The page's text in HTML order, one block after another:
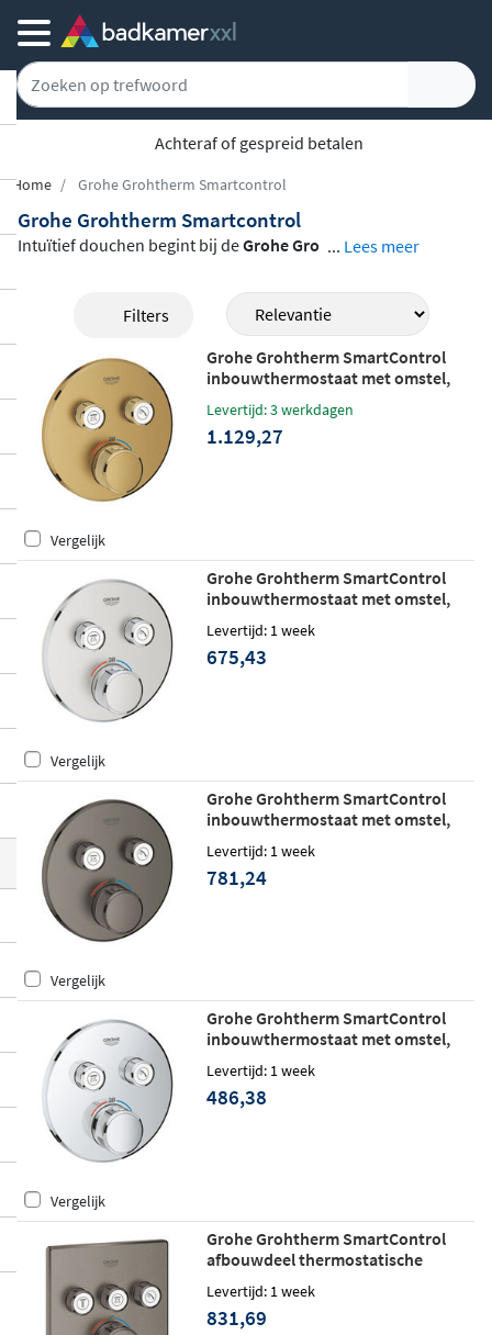
Achteraf of gespreid betalen
Home Grohe Grohtherm Smartcontrol
Grohe Grohtherm Smartcontrol
Intuïtief douchen begint bij deGrohe Gro
te starten of te stoppen, draai om het debi
et in te stellen. Zo eenvoudig is het. Verkrij
gbaar als inbouwthermostaat met twee st
opfuncties of als afbouwdeel met drie-we
g omstelling, en in afwerkingen zoals chro
om, mat zwart en geborsteld hard graphit
De TurboStat-technologie garandeert e
e SafeStop-beveiliging de temperatuur b
egrenst op 38 graden Celsiusvoor extra v
eiligheid, ook voor de jongste gezinslede
... Lees meer
Filters
Grohe Grohtherm SmartControl
inbouwthermostaat met omstel,
twee knoppen - Cool sunrise
geborsteld
Levertijd: 3 werkdagen
1.129,27
Vergelijk
Grohe Grohtherm SmartControl
inbouwthermostaat met omstel,
Levertijd: 1 week
675,43
Vergelijk
Grohe Grohtherm SmartControl
inbouwthermostaat met omstel,
geborsteld
Levertijd: 1 week
781,24
Vergelijk
Grohe Grohtherm SmartControl
inbouwthermostaat met omstel,
twee knoppen - chroom
Levertijd: 1 week
486,38
Vergelijk
Grohe Grohtherm SmartControl
afbouwdeel thermostatische
Inbouwmengkraan bad/douche met
3-weg omstelling vierkant - Hard
graphite geborsteld
Levertijd: 1 week
831,69